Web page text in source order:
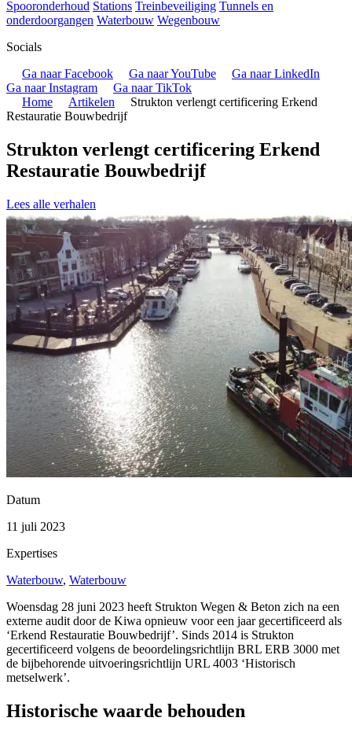
Spooronderhoud Stations Treinbeveiliging Tunnels en
onderdoorgangen Waterbouw Wegenbouw
Socials
Ga naar Facebook
Ga naar YouTube
Ga naar LinkedIn
Ga naar Instagram
Ga naar TikTok
Home
Artikelen
Strukton verlengt certificering Erkend
Restauratie Bouwbedrijf
Strukton verlengt certificering Erkend
Restauratie Bouwbedrijf
Lees alle verhalen
Datum
11 juli 2023
Expertises
Waterbouw, Waterbouw
Woensdag 28 juni 2023 heeft Strukton Wegen & Beton zich na een
externe audit door de Kiwa opnieuw voor een jaar gecertificeerd als
‘Erkend Restauratie Bouwbedrijf’. Sinds 2014 is Strukton
gecertificeerd volgens de beoordelingsrichtlijn BRL ERB 3000 met
de bijbehorende uitvoeringsrichtlijn URL 4003 ‘Historisch
metselwerk’.
Historische waarde behouden